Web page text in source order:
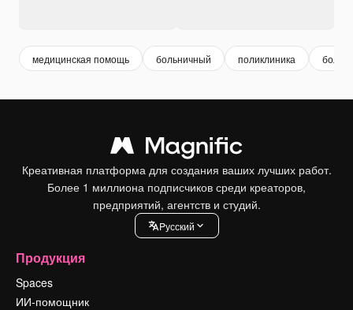
медицинская помощь больничный поликлиника
Креативная платформа для создания ваших лучших работ.
Более 1 миллиона подписчиков среди креаторов,
предприятий, агентств и студий.
Pусский
Продукция
Spaces
ИИ-помощник